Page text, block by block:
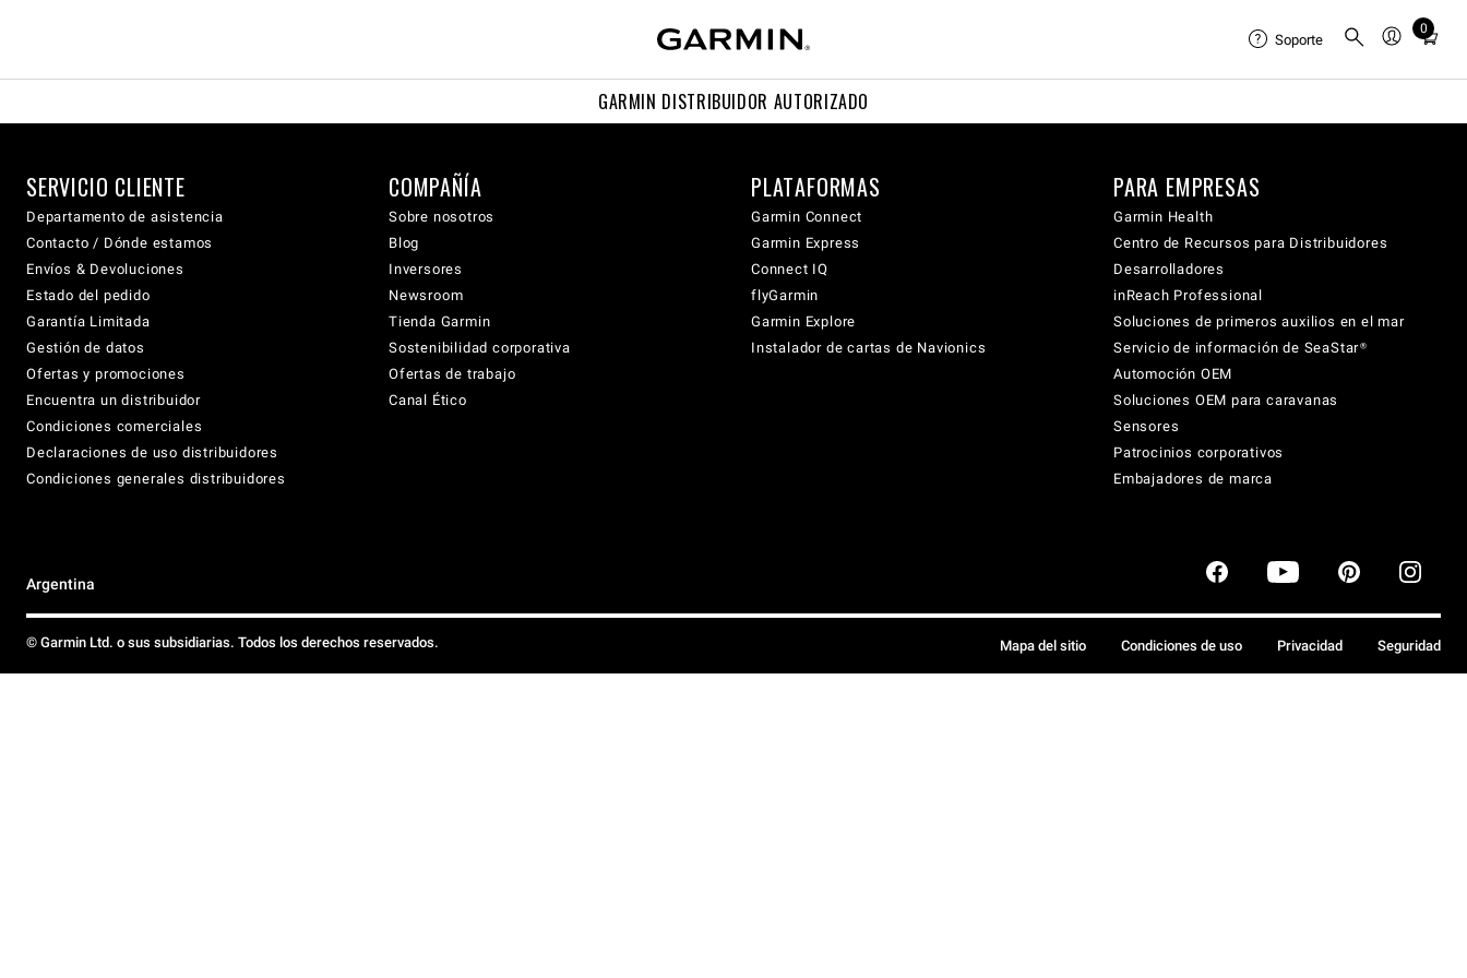
GARMIN DISTRIBUIDOR AUTORIZADO
Soporte
0
Total
cart:
SERVICIO CLIENTE
Departamento de asistencia
Contacto / Dónde estamos
Envíos & Devoluciones
Estado del pedido
Garantía Limitada
Gestión de datos
Ofertas y promociones
Encuentra un distribuidor
Condiciones comerciales
Declaraciones de uso distribuidores
Condiciones generales distribuidores
COMPAÑÍA
Sobre nosotros
Blog
Inversores
Newsroom
Tienda Garmin
Sostenibilidad corporativa
Ofertas de trabajo
Canal Ético
PLATAFORMAS
Garmin Connect
Garmin Express
Connect IQ
flyGarmin
Garmin Explore
Instalador de cartas de Navionics
PARA EMPRESAS
Garmin Health
Centro de Recursos para Distribuidores
Desarrolladores
inReach Professional
Soluciones de primeros auxilios en el mar
Servicio de información de SeaStar®
Automoción OEM
Soluciones OEM para caravanas
Sensores
Patrocinios corporativos
Embajadores de marca
Argentina
© Garmin Ltd. o sus subsidiarias. Todos los derechos reservados. Mapa del sitio Condiciones de uso Privacidad Seguridad